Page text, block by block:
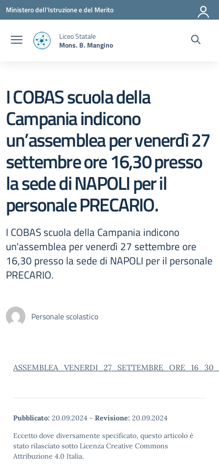
Vai ai contenuti
Vai al menu di navigazione
Vai al footer
Ministero dell'Istruzione e del Merito
Liceo Statale
Mons. B. Mangino
I COBAS scuola della
Campania indicono
un’assemblea per venerdì 27
settembre ore 16,30 presso
la sede di NAPOLI per il
personale PRECARIO.
I COBAS scuola della Campania indicono
un'assemblea per venerdì 27 settembre ore
16,30 presso la sede di NAPOLI per il personale
PRECARIO.
Personale scolastico
Pubblicato: 20.09.2024 - Revisione: 20.09.2024
Eccetto dove diversamente specificato, questo articolo è
stato rilasciato sotto Licenza Creative Commons
Attribuzione 4.0 Italia.